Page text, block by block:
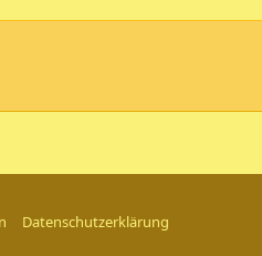
Freude und Glück für 2026
ein gesundes neues Jahr und
einen guten Rutsch ins Jahr
Datenschutzerklärung